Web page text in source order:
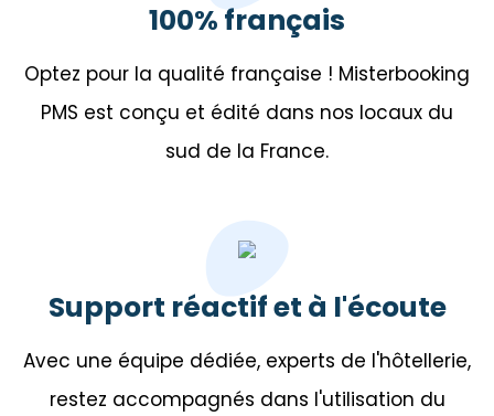
100% français
Optez pour la qualité française ! Misterbooking
PMS est conçu et édité dans nos locaux du
sud de la France.
Support réactif et à l'écoute
Avec une équipe dédiée, experts de l'hôtellerie,
restez accompagnés dans l'utilisation du